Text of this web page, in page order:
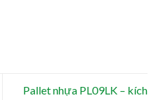
Pallet nhựa PL09LK – kích